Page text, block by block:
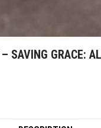
SAVING GRACE: